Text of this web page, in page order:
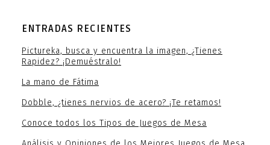
ENTRADAS RECIENTES
Pictureka, busca y encuentra la imagen, ¿Tienes
Rapidez? ¡Demuéstralo!
La mano de Fátima
Dobble, ¿tienes nervios de acero? ¡Te retamos!
Conoce todos los Tipos de Juegos de Mesa